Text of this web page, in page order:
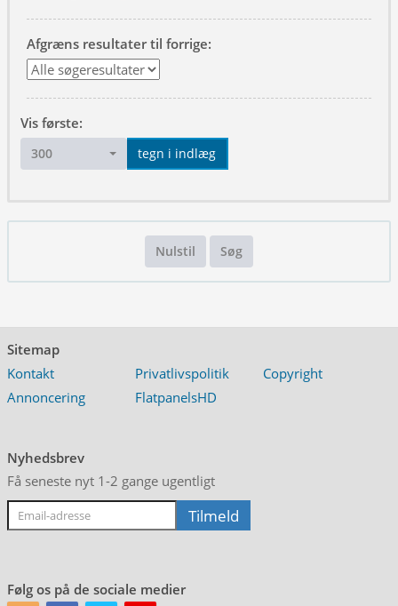
Afgræns resultater til forrige:
Vis første:
300 tegn i indlæg
Nulstil Søg
Sitemap
Kontakt
Privatlivspolitik
Copyright
Annoncering
FlatpanelsHD
Nyhedsbrev
Få seneste nyt 1-2 gange ugentligt
Følg os på de sociale medier